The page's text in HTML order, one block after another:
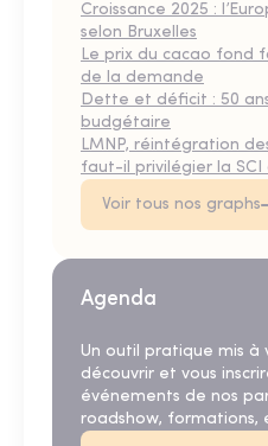
Croissance 2025 :
selon Bruxelles
Le prix du cacao fond
de la demande
Dette et déficit : 50
budgétaire
LMNP, réintégration
faut-il privilégier la SCI
Voir tous nos graphs
Agenda
Un outil pratique mis à
découvrir et vous
événements de nos
roadshow, formations,